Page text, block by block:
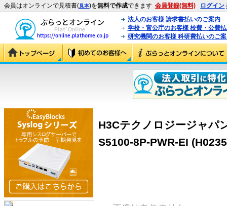
会員はオンラインで見積書(見本)を無料で作成できます 会員登録(無料) ログイン
法人のお客様 請求書払いのご案内
学校・官公庁のお客様 校費・公費
研究機関のお客様 科研費払いのご
H3Cテクノロジージャパ
S5100-8P-PWR-EI